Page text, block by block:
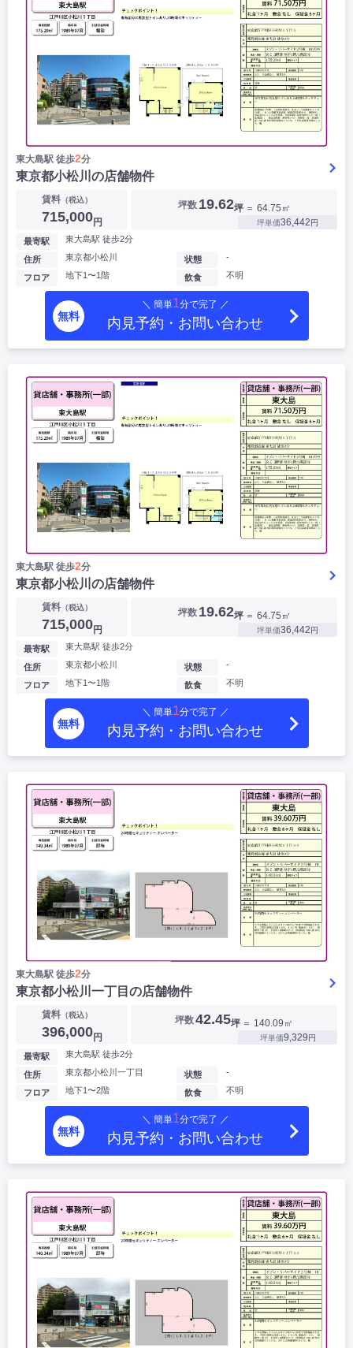
東大島駅 徒歩2分
東京都小松川の店舗物件
賃料（税込）
715,000円
坪数 19.62坪 ＝ 64.75㎡
坪単価36,442円
最寄駅 東大島駅 徒歩2分
住所 東京都小松川
フロア 地下1〜1階
状態 -
飲食 不明
無料
＼ 簡単1分で完了 ／
内見予約・お問い合わせ
東大島駅 徒歩2分
東京都小松川の店舗物件
賃料（税込）
715,000円
坪数 19.62坪 ＝ 64.75㎡
坪単価36,442円
最寄駅 東大島駅 徒歩2分
住所 東京都小松川
フロア 地下1〜1階
状態 -
飲食 不明
無料
＼ 簡単1分で完了 ／
内見予約・お問い合わせ
東大島駅 徒歩2分
東京都小松川一丁目の店舗物件
賃料（税込）
396,000円
坪数42.45坪 ＝ 140.09㎡
坪単価9,329円
最寄駅 東大島駅 徒歩2分
住所 東京都小松川一丁目
フロア 地下1〜2階
状態 -
飲食 不明
無料
＼ 簡単1分で完了 ／
内見予約・お問い合わせ